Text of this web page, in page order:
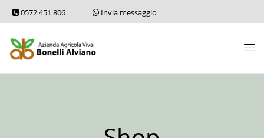
0572 451 806 Invia messaggio